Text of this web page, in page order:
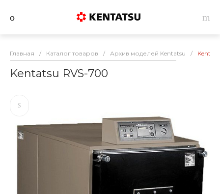
Главная / Каталог товаров / Архив моделей Kentatsu /
Kentatsu RVS-700